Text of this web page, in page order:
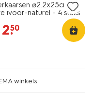
⌀2.2x25cm
ivoor-naturel - 4 stuks
2.
50
winkels